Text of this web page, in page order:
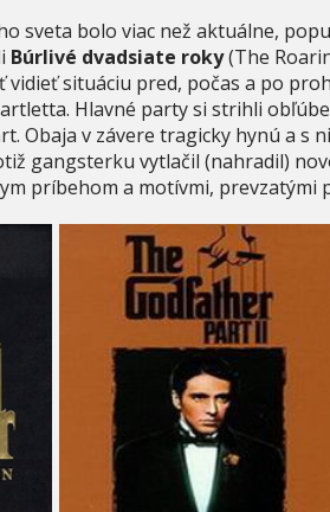
sveta bolo viac než aktuálne,
Búrlivé dvadsiate roky(The
vidieť situáciu pred, počas a po
Hlavné party si strihli
Obaja v závere tragicky hynú a s
gangsterku vytlačil (nahradil)
príbehom a motívmi, prevzatými